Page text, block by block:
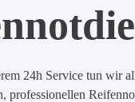
24h Service tun wir